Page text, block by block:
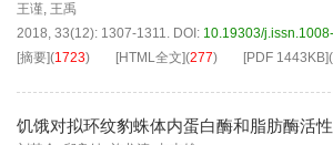
王谨, 王禹
2018, 33(12): 1307-1311. DOI: 10.19303/
[摘要](1723) [HTML全文](277) [PDF 1443KB](
饥饿对拟环纹豹蛛体内蛋白酶和脂肪酶活